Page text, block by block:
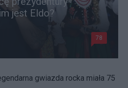
jest Eldo?
78
gwiazda rocka miała 75